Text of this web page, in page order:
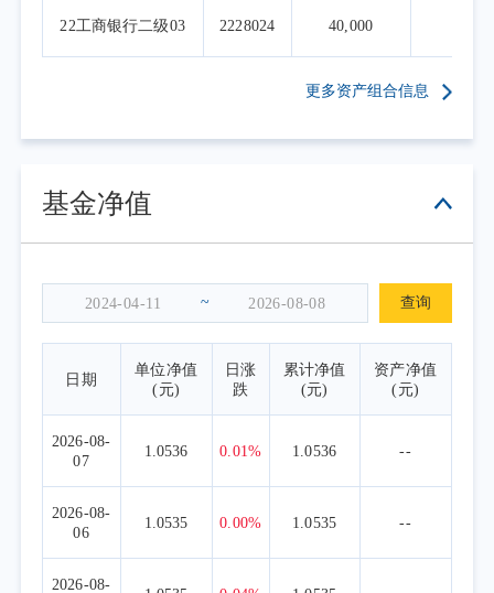
22工商银行二级03 2228024 40,000
更多资产组合信息
基金净值
~ 查询
日期
单位净值
(元)
日涨
跌
累计净值
(元)
资产净值
(元)
2026-08-
07
1.0536 0.01% 1.0536 --
2026-08-
06
1.0535 0.00% 1.0535 --
2026-08-